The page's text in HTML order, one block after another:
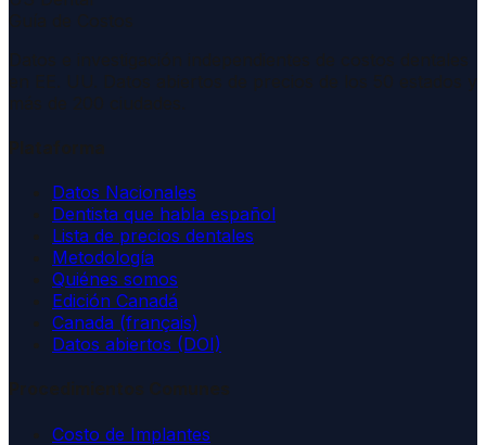
Datos Nacionales
Dentista que habla español
Lista de precios dentales
Metodología
Quiénes somos
Edición Canadá
Canada (français)
Datos abiertos (DOI)
Costo de Implantes